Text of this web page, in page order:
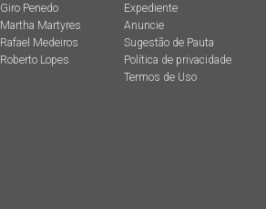
Giro Penedo
Martha Martyres
Rafael Medeiros
Roberto Lopes
Expediente
Anuncie
Sugestão de Pauta
Política de privacidade
Termos de Uso